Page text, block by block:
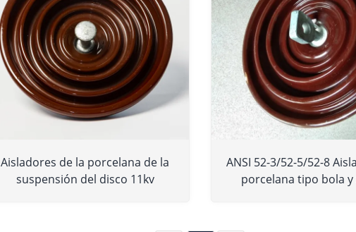
Aisladores de la porcelana de la
suspensión del disco 11kv
ANSI 52-3/52-5/52-8
porcelana tipo bola y